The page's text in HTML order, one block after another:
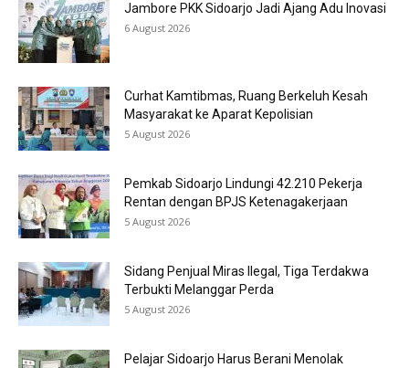
Jambore PKK Sidoarjo Jadi Ajang Adu Inovasi
6 August 2026
Curhat Kamtibmas, Ruang Berkeluh Kesah
Masyarakat ke Aparat Kepolisian
5 August 2026
Pemkab Sidoarjo Lindungi 42.210 Pekerja
Rentan dengan BPJS Ketenagakerjaan
5 August 2026
Sidang Penjual Miras Ilegal, Tiga Terdakwa
Terbukti Melanggar Perda
5 August 2026
Pelajar Sidoarjo Harus Berani Menolak